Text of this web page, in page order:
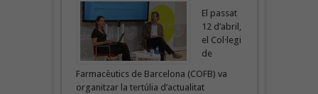
El passat
12 d’abril,
el Col·legi
de
Farmacèutics de Barcelona (COFB) va
organitzar la tertúlia d’actualitat